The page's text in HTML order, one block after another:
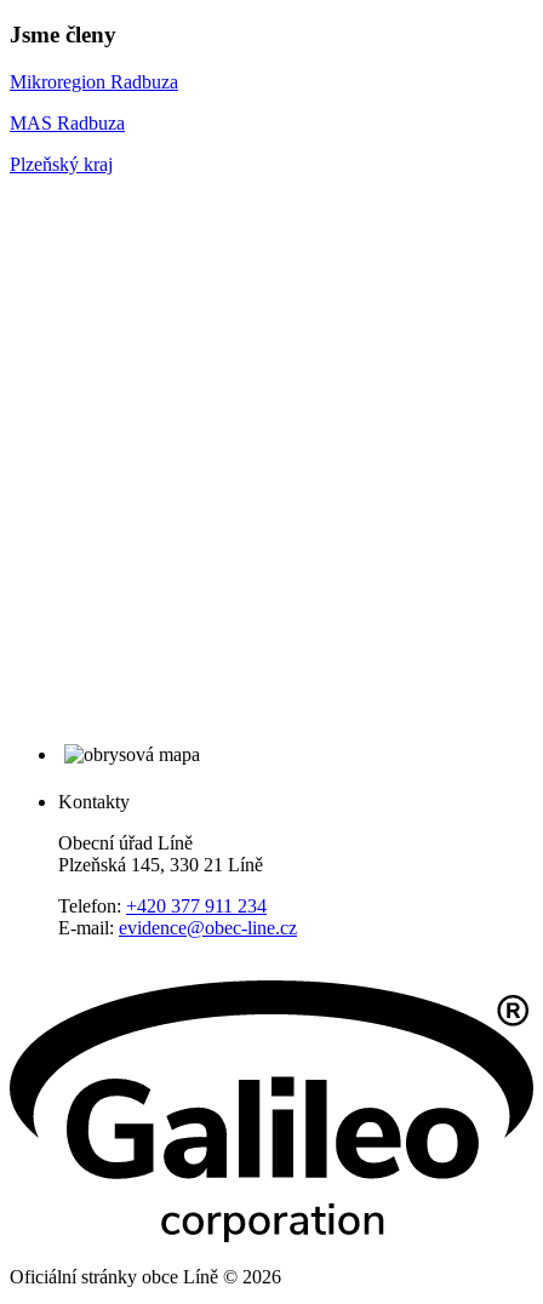
Jsme členy
Mikroregion Radbuza
MAS Radbuza
Plzeňský kraj
Kontakty
Obecní úřad Líně
Plzeňská 145, 330 21 Líně
Telefon: +420 377 911 234
E-mail: evidence@obec-line.cz
Oficiální stránky obce Líně © 2026